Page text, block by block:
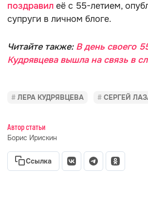
поздравил её с 55-летием,
супруги в личном блоге.
Читайте также: В день своего
Кудрявцева вышла на связь в
ЛЕРА КУДРЯВЦЕВА СЕРГЕЙ
Автор статьи
Борис Ирискин
Ссылка